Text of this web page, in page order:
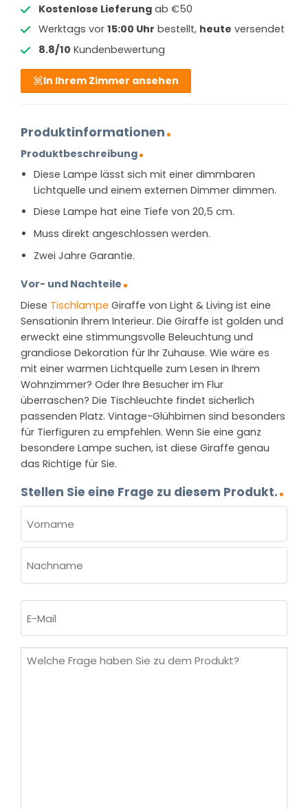
Kostenlose Lieferungab €50
Werktags vor 15:00 Uhr bestellt, heute versendet
8.8/10 Kundenbewertung
In Ihrem Zimmer ansehen
Produktinformationen
Produktbeschreibung
Diese Lampe lässt sich mit einer dimmbaren
Lichtquelle und einem externen Dimmer dimmen.
Diese Lampe hat eine Tiefe von 20,5 cm.
Muss direkt angeschlossen werden.
Zwei Jahre Garantie.
Vor- und Nachteile
Diese Tischlampe Giraffe von Light & Living ist eine
Sensationin Ihrem Interieur. Die Giraffe ist golden und
erweckt eine stimmungsvolle Beleuchtung und
grandiose Dekoration für Ihr Zuhause. Wie wäre es
mit einer warmen Lichtquelle zum Lesen in Ihrem
Wohnzimmer? Oder Ihre Besucher im Flur
überraschen? Die Tischleuchte findet sicherlich
passenden Platz. Vintage-Glühbirnen sind besonders
für Tierfiguren zu empfehlen. Wenn Sie eine ganz
besondere Lampe suchen, ist diese Giraffe genau
das Richtige für Sie.
Stellen Sie eine Frage zu diesem Produkt.
(ERFORDERLICH)
Vorname
Mail
Welche